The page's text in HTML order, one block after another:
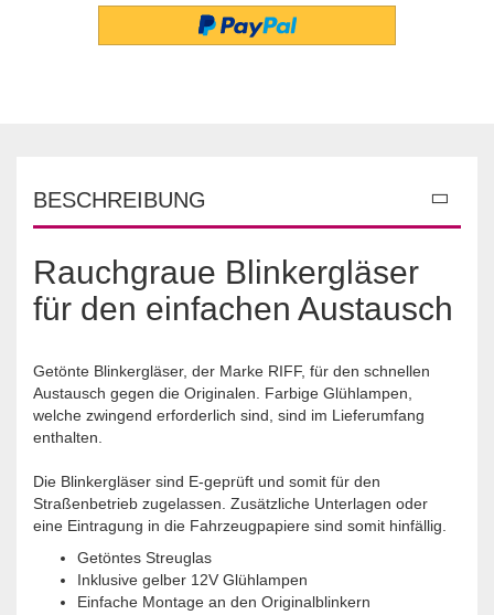
BESCHREIBUNG
Rauchgraue Blinkergläser
für den einfachen Austausch
Getönte Blinkergläser, der Marke RIFF, für den schnellen
Austausch gegen die Originalen. Farbige Glühlampen,
welche zwingend erforderlich sind, sind im Lieferumfang
enthalten.
Die Blinkergläser sind E-geprüft und somit für den
Straßenbetrieb zugelassen. Zusätzliche Unterlagen oder
eine Eintragung in die Fahrzeugpapiere sind somit hinfällig.
Getöntes Streuglas
Inklusive gelber 12V Glühlampen
Einfache Montage an den Originalblinkern